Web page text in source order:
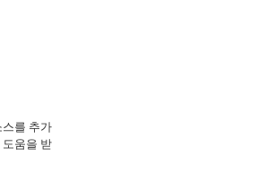
를 추가
움을 받